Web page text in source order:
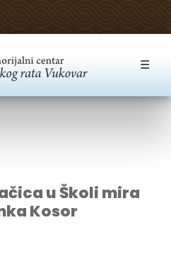
☰
u Školi mira
Kosor